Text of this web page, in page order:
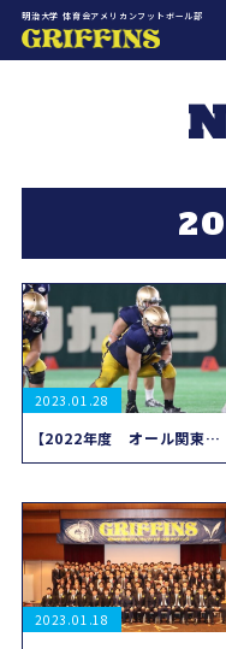
明治大学 体育会アメリカンフットボール部
2023.01.28
【2022年度 オール関東24】
2023.01.18